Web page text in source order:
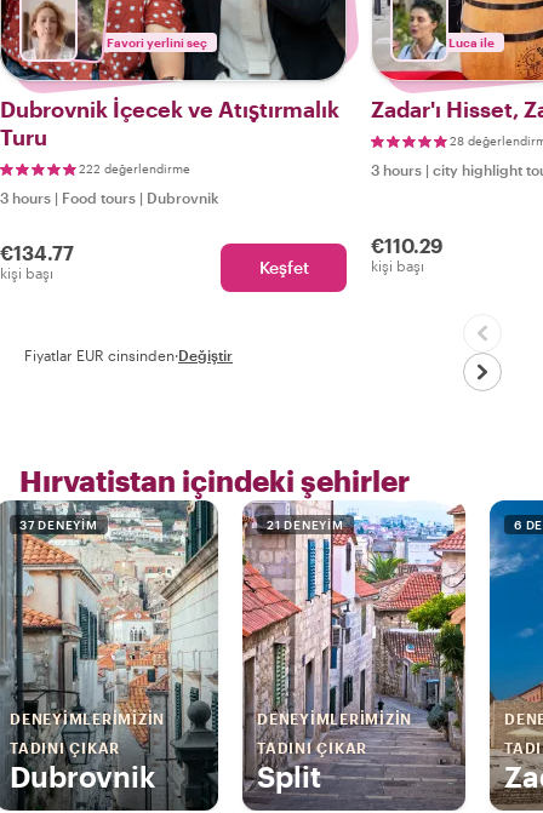
Favori yerlini seç
Dubrovnik İçecek ve Atıştırmalık
Turu
222 değerlendirme
3 hours | Food tours | Dubrovnik
€134.77
kişi başı Keşfet
Luca ile
Zadar'ı Hisset,
28
3 hours | city highlight
€110.29
kişi başı
Fiyatlar EUR cinsinden·Değiştir
Hırvatistan içindeki şehirler
37 DENEYIM
DENEYIMLERIMIZIN
TADINI ÇIKAR
Dubrovnik
21 DENEYIM
DENEYIMLERIMIZIN
TADINI ÇIKAR
Split
6